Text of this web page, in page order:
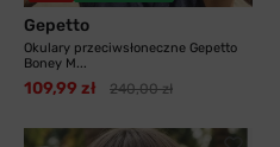
Gepetto
Okulary przeciwsłoneczne Gepetto
Boney M...
109,99 zł 240,00 zł